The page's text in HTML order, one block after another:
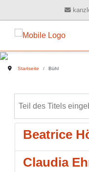
Startseite Bühl
Beatrice
Claudia
Ihre Ansprechpartner
Buchhaltung
Wirtschaftsprüfung
Digitalisierung
Geschichte
Informationsbrief